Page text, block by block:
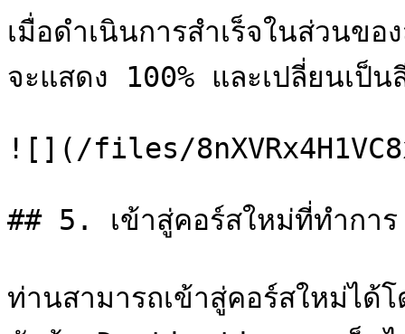
เมื่อดำเนินการสำเร็จในส่วน
จะแสดง 100% และเปลี่ยนเป็น
![](/files/
## 5. เข้าสู่คอร์สใหม่ที่ทำกา
ท่านสามารถเข้าสู่คอร์สใหม่ไ